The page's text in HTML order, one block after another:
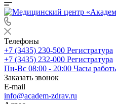
Телефоны
+7 (3435) 230-500 Регистратура
+7 (3435) 232-000 Регистратура
Пн-Вс 08:00 - 20:00 Часы
Заказать звонок
E-mail
info@academ-zdrav.ru